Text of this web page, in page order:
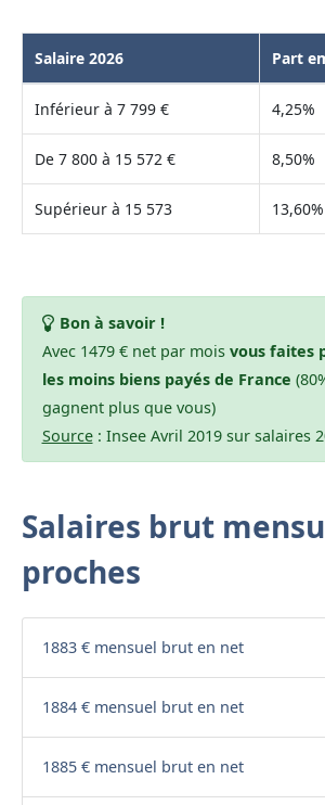
Salaire 2026 Part
Inférieur à 7 799 € 4,25%
De 7 800 à 15 572 € 8,50%
Supérieur à 15 573 13,60%
Bon à savoir !
Avec 1479 € net par mois vous faites
les moins biens payés de France
gagnent plus que vous)
Source: Insee Avril 2019 sur salaires
Salaires brut
proches
1883 € mensuel brut en net
1884 € mensuel brut en net
1885 € mensuel brut en net